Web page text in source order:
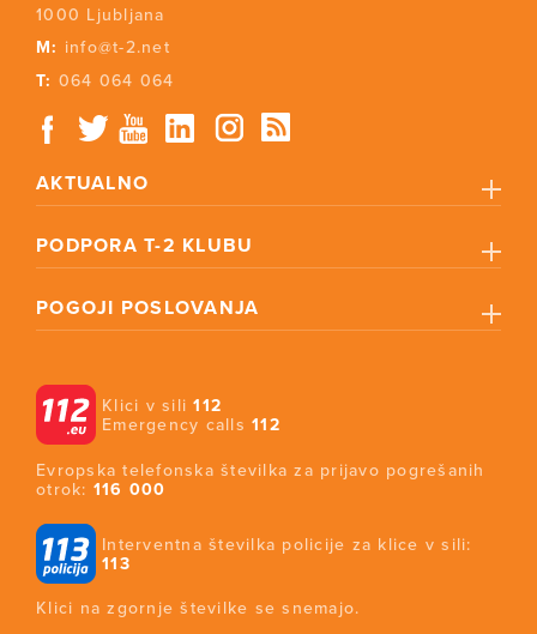
1000 Ljubljana
M: info@t-2.net
T: 064 064 064
AKTUALNO
PODPORA T-2 KLUBU
POGOJI POSLOVANJA
Klici v sili112
Emergency calls112
Evropska telefonska številka za prijavo pogrešanih
otrok: 116 000
Interventna številka policije za klice v sili:
113
Klici na zgornje številke se snemajo.